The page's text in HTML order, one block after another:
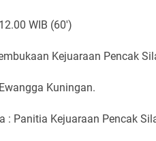
WIB (60')
Kejuaraan Pencak
Kuningan.
: Panitia Kejuaraan Pencak